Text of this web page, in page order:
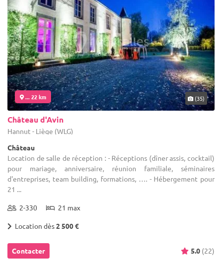
... 22 km (35)
Château d'Avin
Hannut - Liège (WLG)
Château
Location de salle de réception : - Réceptions (dîner assis, cocktail)
pour mariage, anniversaire, réunion familiale, séminaires
d'entreprises, team building, formations, …. - Hébergement pour
21 ...
2-330 21 max
Location dès2 500 €
Contacter 5.0 (22)